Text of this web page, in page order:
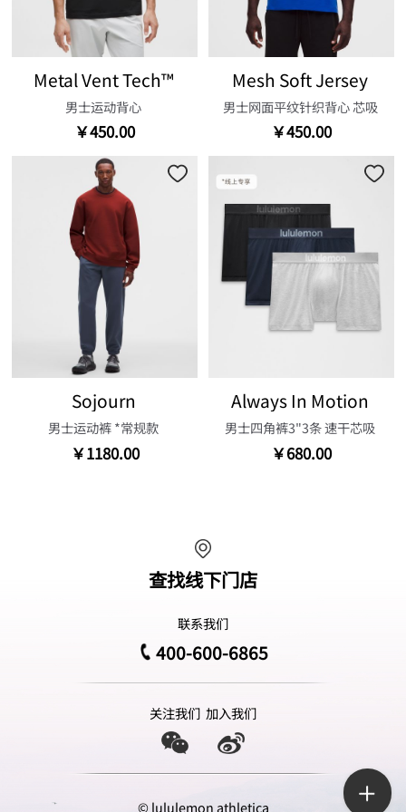
Metal Vent Tech™
男士运动背心
￥450.00
Mesh Soft Jersey
男士网面平纹针织背心 芯吸
￥450.00
Sojourn
男士运动裤 *常规款
￥1180.00
Always In Motion
男士四角裤3"3条 速干芯吸
￥680.00
查找线下门店
联系我们
400-600-6865
关注我们 加入我们
© lululemon athletica